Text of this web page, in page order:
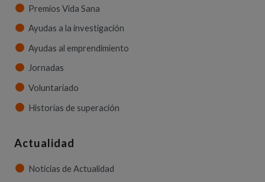
Premios Vida Sana
Ayudas a la investigación
Ayudas al emprendimiento
Jornadas
Voluntariado
Historias de superación
Actualidad
Noticias de Actualidad